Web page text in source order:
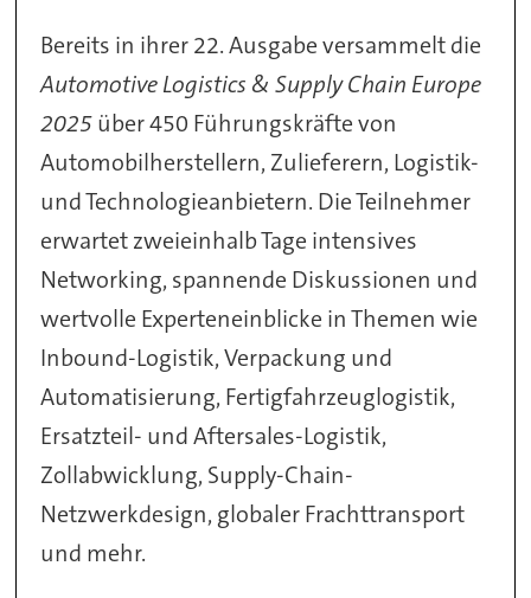
Bereits in ihrer 22. Ausgabe versammelt die
Automotive Logistics & Supply Chain Europe
2025über 450 Führungskräfte von
Automobilherstellern, Zulieferern, Logistik-
und Technologieanbietern. Die Teilnehmer
erwartet zweieinhalb Tage intensives
Networking, spannende Diskussionen und
wertvolle Experteneinblicke in Themen wie
Inbound-Logistik, Verpackung und
Automatisierung, Fertigfahrzeuglogistik,
Ersatzteil- und Aftersales-Logistik,
Zollabwicklung, Supply-Chain-
Netzwerkdesign, globaler Frachttransport
und mehr.